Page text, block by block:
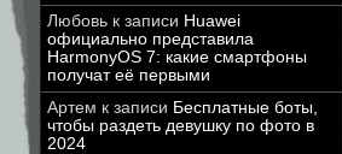
Любовь к записи Huawei
официально представила
HarmonyOS 7: какие смартфоны
получат её первыми
Артем к записи Бесплатные боты,
чтобы раздеть девушку по фото в
2024